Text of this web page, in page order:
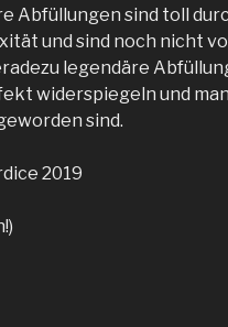
Abfüllungen sind toll
und sind noch nicht
legendäre
widerspiegeln und
sind.
2019